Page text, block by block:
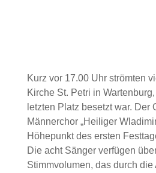
Kurz vor 17.00 Uhr strömten
Kirche St. Petri in
letzten Platz besetzt war. Der
Männerchor „Heiliger
Höhepunkt des ersten
Die acht Sänger verfügen
Stimmvolumen, das durch die